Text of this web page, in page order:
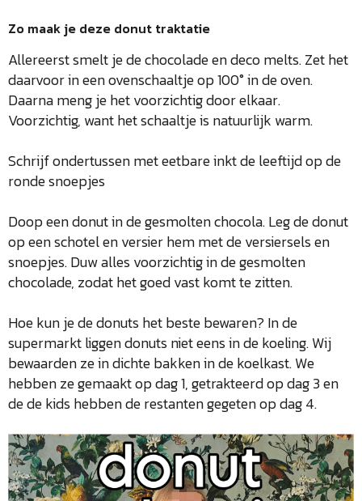
Zo maak je deze donut traktatie
Allereerst smelt je de chocolade en deco melts. Zet het
daarvoor in een ovenschaaltje op 100° in de oven.
Daarna meng je het voorzichtig door elkaar.
Voorzichtig, want het schaaltje is natuurlijk warm.
Schrijf ondertussen met eetbare inkt de leeftijd op de
ronde snoepjes
Doop een donut in de gesmolten chocola. Leg de donut
op een schotel en versier hem met de versiersels en
snoepjes. Duw alles voorzichtig in de gesmolten
chocolade, zodat het goed vast komt te zitten.
Hoe kun je de donuts het beste bewaren? In de
supermarkt liggen donuts niet eens in de koeling. Wij
bewaarden ze in dichte bakken in de koelkast. We
hebben ze gemaakt op dag 1, getrakteerd op dag 3 en
de de kids hebben de restanten gegeten op dag 4.